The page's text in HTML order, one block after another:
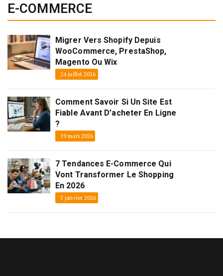
E-COMMERCE
Migrer Vers Shopify Depuis
WooCommerce, PrestaShop,
Magento Ou Wix
24 juillet 2026
Comment Savoir Si Un Site Est
Fiable Avant D’acheter En Ligne
?
19 mars 2026
7 Tendances E-Commerce Qui
Vont Transformer Le Shopping
En 2026
5 janvier 2026